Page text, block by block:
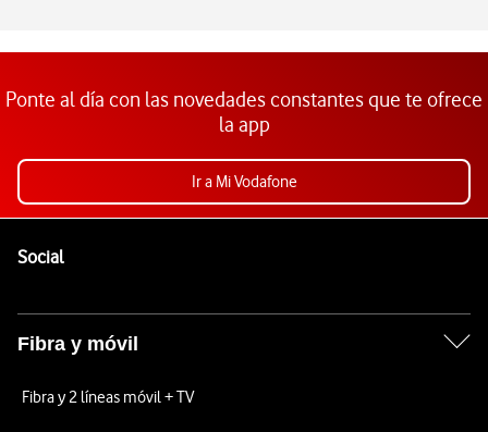
Ponte al día con las novedades constantes que te ofrece
la app
Ir a Mi Vodafone
SocialEnlaces a las redes sociales de Vodafone
Fibra y móvil
Fibra y 2 líneas móvil + TV